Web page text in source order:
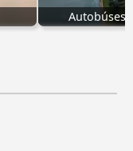
Autobúses